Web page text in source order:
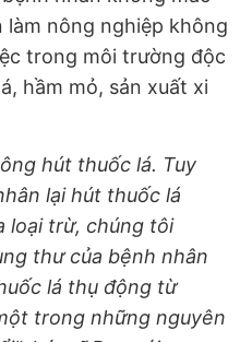
làm nông nghiệp không
trong môi trường độc
hầm mỏ, sản xuất xi
hút thuốc lá. Tuy
lại hút thuốc lá
loại trừ, chúng tôi
thư của bệnh nhân
lá thụ động từ
trong những nguyên